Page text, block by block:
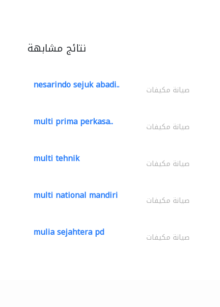
نتائج مشابهة
nesarindo sejuk abadi.. صيانة مكيفات
multi prima perkasa.. صيانة مكيفات
multi tehnik صيانة مكيفات
multi national mandiri صيانة مكيفات
mulia sejahtera pd صيانة مكيفات